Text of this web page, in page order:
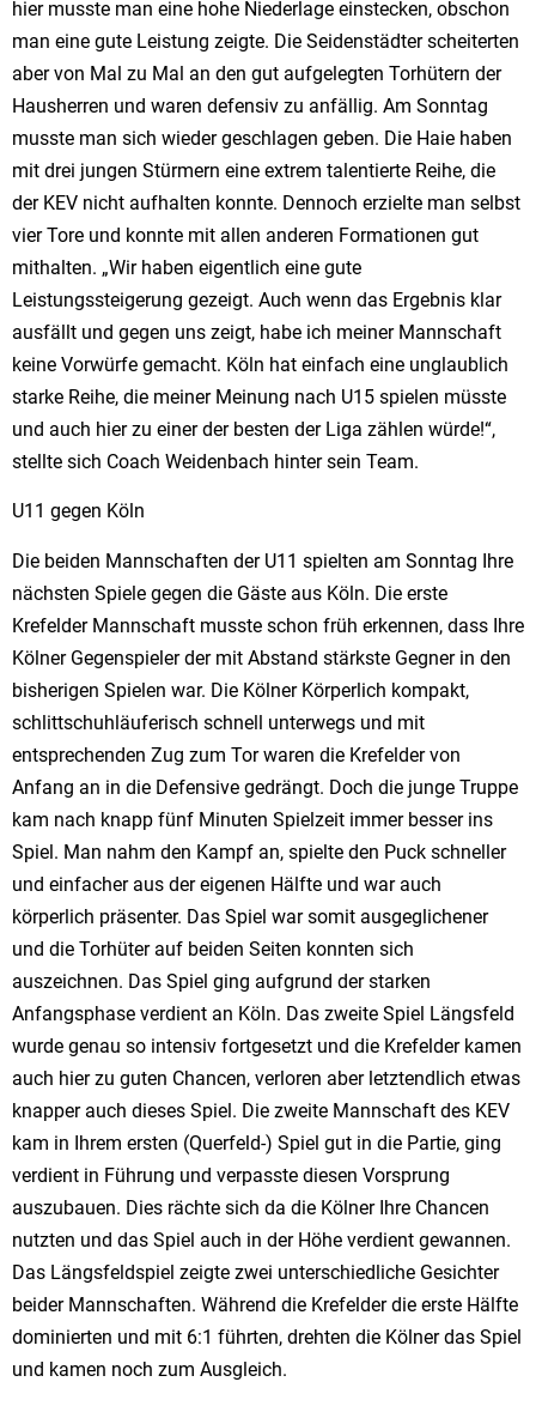
hier musste man eine hohe Niederlage einstecken, obschon
man eine gute Leistung zeigte. Die Seidenstädter scheiterten
aber von Mal zu Mal an den gut aufgelegten Torhütern der
Hausherren und waren defensiv zu anfällig. Am Sonntag
musste man sich wieder geschlagen geben. Die Haie haben
mit drei jungen Stürmern eine extrem talentierte Reihe, die
der KEV nicht aufhalten konnte. Dennoch erzielte man selbst
vier Tore und konnte mit allen anderen Formationen gut
mithalten. „Wir haben eigentlich eine gute
Leistungssteigerung gezeigt. Auch wenn das Ergebnis klar
ausfällt und gegen uns zeigt, habe ich meiner Mannschaft
keine Vorwürfe gemacht. Köln hat einfach eine unglaublich
starke Reihe, die meiner Meinung nach U15 spielen müsste
und auch hier zu einer der besten der Liga zählen würde!“,
stellte sich Coach Weidenbach hinter sein Team.
U11 gegen Köln
Die beiden Mannschaften der U11 spielten am Sonntag Ihre
nächsten Spiele gegen die Gäste aus Köln. Die erste
Krefelder Mannschaft musste schon früh erkennen, dass Ihre
Kölner Gegenspieler der mit Abstand stärkste Gegner in den
bisherigen Spielen war. Die Kölner Körperlich kompakt,
schlittschuhläuferisch schnell unterwegs und mit
entsprechenden Zug zum Tor waren die Krefelder von
Anfang an in die Defensive gedrängt. Doch die junge Truppe
kam nach knapp fünf Minuten Spielzeit immer besser ins
Spiel. Man nahm den Kampf an, spielte den Puck schneller
und einfacher aus der eigenen Hälfte und war auch
körperlich präsenter. Das Spiel war somit ausgeglichener
und die Torhüter auf beiden Seiten konnten sich
auszeichnen. Das Spiel ging aufgrund der starken
Anfangsphase verdient an Köln. Das zweite Spiel Längsfeld
wurde genau so intensiv fortgesetzt und die Krefelder kamen
auch hier zu guten Chancen, verloren aber letztendlich etwas
knapper auch dieses Spiel. Die zweite Mannschaft des KEV
kam in Ihrem ersten (Querfeld-) Spiel gut in die Partie, ging
verdient in Führung und verpasste diesen Vorsprung
auszubauen. Dies rächte sich da die Kölner Ihre Chancen
nutzten und das Spiel auch in der Höhe verdient gewannen.
Das Längsfeldspiel zeigte zwei unterschiedliche Gesichter
beider Mannschaften. Während die Krefelder die erste Hälfte
dominierten und mit 6:1 führten, drehten die Kölner das Spiel
und kamen noch zum Ausgleich.